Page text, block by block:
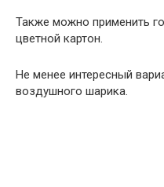
Также можно применить
цветной картон.
Не менее интересный
воздушного шарика.